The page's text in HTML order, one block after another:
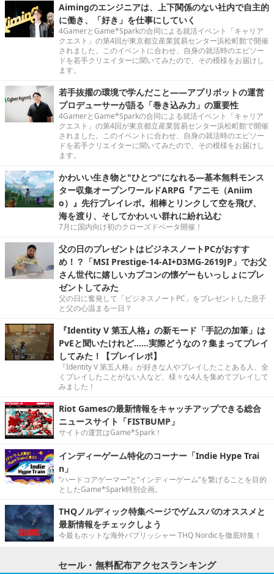
Aimingのエンジニアは、上下関係のない社内で自主的
に働き、「好き」を仕事にしていく
4GamerとGame*Sparkの合同による就活イベント「キャリア
クエスト」の第4回が東京都立産業貿易センター浜松町館で開催
されました。このイベントに合わせ、自身の就活時のエピソー
ドを若手クリエイターに聞いてみたので、その模様をお届けし
ます。
若手抜擢の環境で学んだこと――アプリボットの運営
プロデューサーが語る「巻き込み力」の重要性
4GamerとGame*Sparkの合同による就活イベント「キャリア
クエスト」の第4回が東京都立産業貿易センター浜松町館で開催
されました。このイベントに合わせ、自身の就活時のエピソー
ドを若手クリエイターに聞いてみたので、その模様をお届けし
ます。
かわいい生き物と"ひとつ"になれる―基本無料モンス
ター収集オープンワールドARPG『アニモ（Aniim
o）』先行プレイレポ。相棒とリンクして空を飛び、
海を渡り、そしてかわいい群れに紛れ込む
7月に国内向け初のクローズドベータ開催！
父の日のプレゼントはビジネスノートPCがおすす
め！？「MSI Prestige-14-AI+D3MG-2619JP」でお父
さん世代に嬉しいカプコンの懐ゲーもいっしょにプレ
ゼントしてみた
父の日に奮発して「ビジネスノートPC」をプレゼントした息子
と父の心温まる一日？
『Identity V 第五人格』の新モード「手記の加筆」は
PvEと聞いたけれど……実際どうなの？集まってプレイ
してみた！【プレイレポ】
『Identity V 第五人格』が好きな人やプレイしたことある人、全
くプレイしたことがない人など、様々な4人を集めてプレイして
みました！
Riot Gamesの最新情報をキャッチアップできる総合
ニュースサイト「FISTBUMP」
サイトの運営はGame*Spark！
インディーゲーム特化のコーナー「Indie Hype Trai
n」
“ハードコアゲーマー”と“インディーゲーム”を繋げることを目的
としたGame*Spark特別企画。
THQノルディック特集ページでゲムスパのオススメと
最新情報をチェックしよう
今最もホットな海外パブリッシャー THQ Nordicを徹底特集！
セール・無料配布アクセスランキング